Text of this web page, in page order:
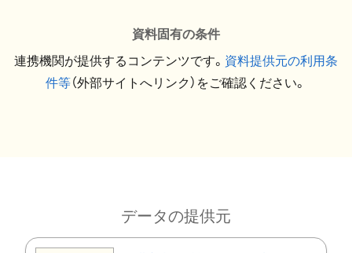
資料固有の条件
連携機関が提供するコンテンツです。 資料提供元の利用条
件等（外部サイトへリンク）をご確認ください。
データの提供元